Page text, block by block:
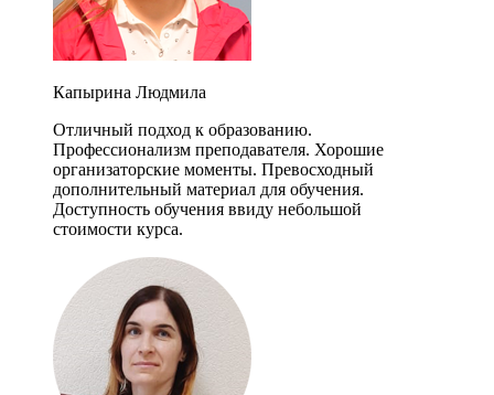
Капырина Людмила
Отличный подход к образованию.
Профессионализм преподавателя. Хорошие
организаторские моменты. Превосходный
дополнительный материал для обучения.
Доступность обучения ввиду небольшой
стоимости курса.